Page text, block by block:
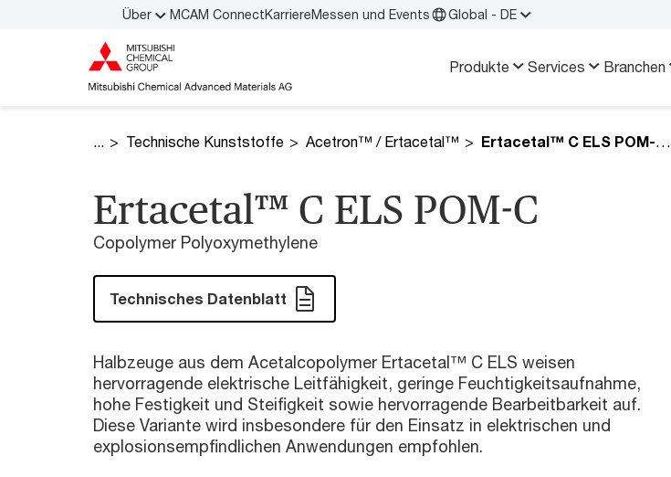
Über MCAM ConnectKarriereMessen und Events Global - DE
Produkte Services Branchen
Technische Kunststoffe Acetron™ / Ertacetal™ Ertacetal™ C ELS POM-C
Ertacetal™ C ELS POM-C
Copolymer Polyoxymethylene
Technisches Datenblatt
Halbzeuge aus dem Acetalcopolymer Ertacetal™ C ELS weisen
hervorragende elektrische Leitfähigkeit, geringe Feuchtigkeitsaufnahme,
hohe Festigkeit und Steifigkeit sowie hervorragende Bearbeitbarkeit auf.
Diese Variante wird insbesondere für den Einsatz in elektrischen und
explosionsempfindlichen Anwendungen empfohlen.